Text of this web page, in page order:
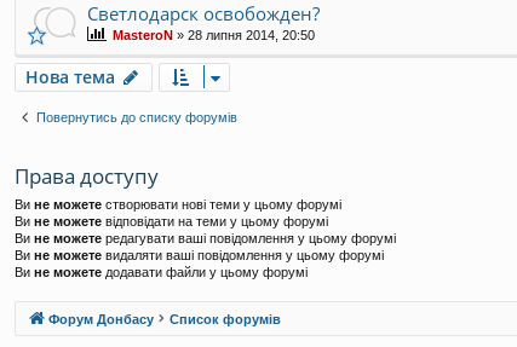
Светлодарск освобожден?
MasteroN » 28 липня 2014, 20:50
Нова тема
Повернутись до списку форумів
Права доступу
Ви не можете створювати нові теми у цьому форумі
Ви не можете відповідати на теми у цьому форумі
Ви не можете редагувати ваші повідомлення у цьому форумі
Ви не можете видаляти ваші повідомлення у цьому форумі
Ви не можете додавати файли у цьому форумі
Форум Донбасу Список форумів